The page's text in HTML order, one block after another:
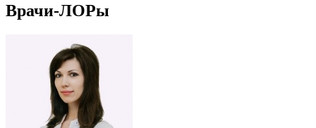
Врачи-ЛОРы